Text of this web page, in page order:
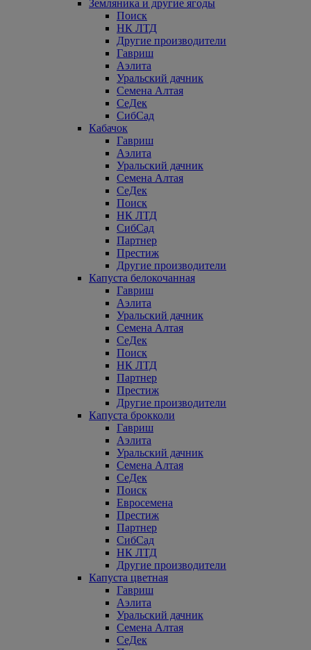
Земляника и другие ягоды
Поиск
НК ЛТД
Другие производители
Гавриш
Аэлита
Уральский дачник
Семена Алтая
СеДек
СибСад
Кабачок
Гавриш
Аэлита
Уральский дачник
Семена Алтая
СеДек
Поиск
НК ЛТД
СибСад
Партнер
Престиж
Другие производители
Капуста белокочанная
Гавриш
Аэлита
Уральский дачник
Семена Алтая
СеДек
Поиск
НК ЛТД
Партнер
Престиж
Другие производители
Капуста брокколи
Гавриш
Аэлита
Уральский дачник
Семена Алтая
СеДек
Поиск
Евросемена
Престиж
Партнер
СибСад
НК ЛТД
Другие производители
Капуста цветная
Гавриш
Аэлита
Уральский дачник
Семена Алтая
СеДек